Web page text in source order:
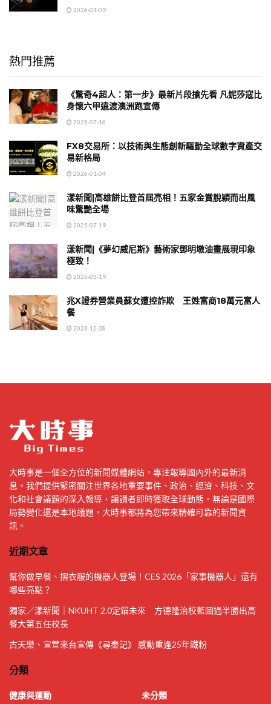
2026-01-09
熱門推薦
《驚奇4超人：第一步》最新片段搶先看 凡妮莎寇比
身懷六甲遠渡澳洲跑宣傳
2025-07-16
FX8交易所：以技術與生態創新驅動全球數字資產交
易新格局
2026-01-04
漾新聞|高雄餅比登首屆亮相！五家金賞脫穎而出風
味驚艷全場
2025-07-19
漾新聞|《夢幻威尼斯》藝術家鄧明墩油畫展現印象
極致！
2025-03-19
兆X證券營業員蘇女遭控詐欺 王姓富商18萬元富人
餐
2023-12-28
大時事是一個全方位的新聞媒體網站，專注報導國內外的最新消
息。我們提供緊密關注世界各地重要事件、政治、經濟、科技、文
化和社會議題的深入報導，讓讀者即時獲取全球動態。無論是國際
局勢變化還是本地議題，大時事都將為您帶來精確可靠的新聞資
訊。
近期文章
幫你做早餐、摺衣服的機器人登場！CES 2026「家事機器人」還有
哪些亮點？
獨家／漾新聞｜NKUHT 2.0定錨未來 方德隆治校藍圖過半勝出高
餐大第五任校長
古天樂、宣萱來台宣傳《尋秦記》 感動重逢25年鐵粉
分類
健康與運動 未分類